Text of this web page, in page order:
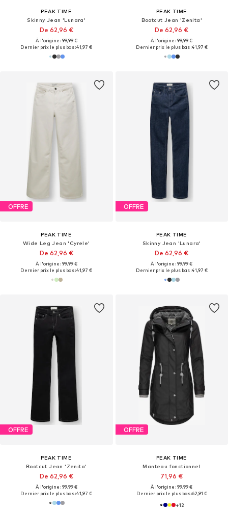
PEAK TIME
Skinny Jean 'Lunara'
De 62,96 €
À l'origine : 99,99 €
Dernier prix le plus bas :41,97 €
PEAK TIME
Bootcut Jean 'Zenita'
De 62,96 €
À l'origine : 99,99 €
Dernier prix le plus bas :41,97 €
OFFRE
PEAK TIME
Wide Leg Jean 'Cyrele'
De 62,96 €
À l'origine : 99,99 €
Dernier prix le plus bas :41,97 €
OFFRE
PEAK TIME
Skinny Jean 'Lunara'
De 62,96 €
À l'origine : 99,99 €
Dernier prix le plus bas :41,97 €
OFFRE
PEAK TIME
Bootcut Jean 'Zenita'
De 62,96 €
À l'origine : 99,99 €
Dernier prix le plus bas :41,97 €
OFFRE
PEAK TIME
Manteau fonctionnel
71,96 €
À l'origine : 99,99 €
Dernier prix le plus bas :62,91 €
+12